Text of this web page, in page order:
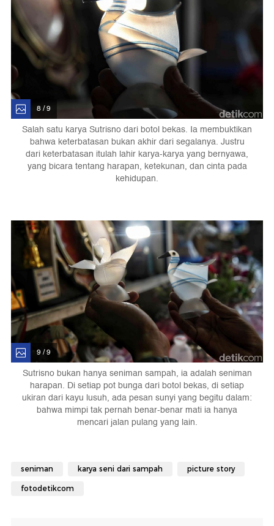
8 / 9
Salah satu karya Sutrisno dari botol bekas. Ia membuktikan
bahwa keterbatasan bukan akhir dari segalanya. Justru
dari keterbatasan itulah lahir karya-karya yang bernyawa,
yang bicara tentang harapan, ketekunan, dan cinta pada
kehidupan.
9 / 9
Sutrisno bukan hanya seniman sampah, ia adalah seniman
harapan. Di setiap pot bunga dari botol bekas, di setiap
ukiran dari kayu lusuh, ada pesan sunyi yang begitu dalam:
bahwa mimpi tak pernah benar-benar mati ia hanya
mencari jalan pulang yang lain.
seniman karya seni dari sampah picture story
fotodetikcom